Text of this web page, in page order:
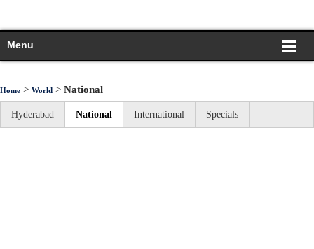
Menu
Home > World > National
Hyderabad National International Specials